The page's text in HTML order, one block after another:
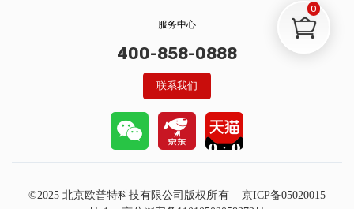
服务中心
400-858-0888
联系我们
©2025 北京欧普特科技有限公司版权所有 京ICP备05020015
0